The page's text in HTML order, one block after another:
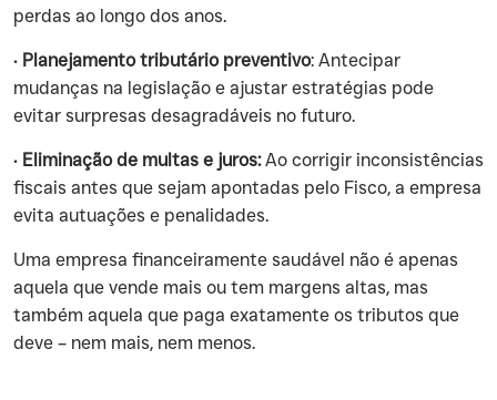
perdas ao longo dos anos.
• Planejamento tributário preventivo: Antecipar
mudanças na legislação e ajustar estratégias pode
evitar surpresas desagradáveis no futuro.
• Eliminação de multas e juros:Ao corrigir inconsistências
fiscais antes que sejam apontadas pelo Fisco, a empresa
evita autuações e penalidades.
Uma empresa financeiramente saudável não é apenas
aquela que vende mais ou tem margens altas, mas
também aquela que paga exatamente os tributos que
deve – nem mais, nem menos.